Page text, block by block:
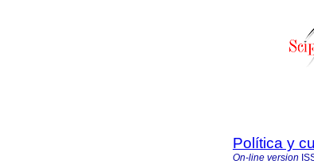
Política y
On-line version